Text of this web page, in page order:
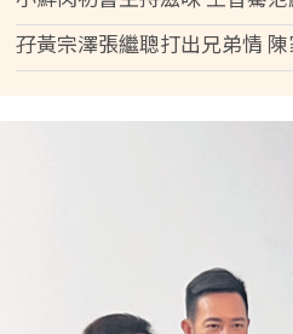
孖黃宗澤張繼聰打出兄弟情